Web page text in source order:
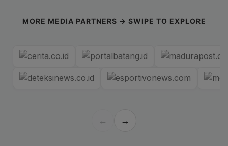
MORE MEDIA PARTNERS → SWIPE TO EXPLORE
← →